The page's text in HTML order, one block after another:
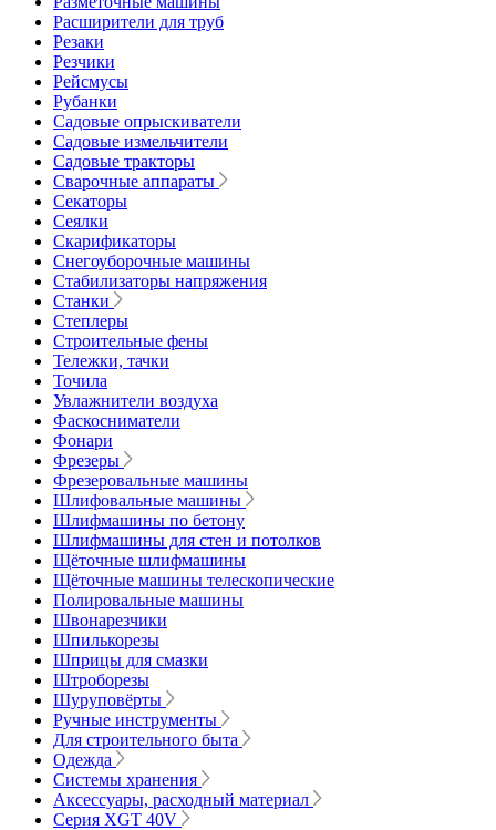
Расширители для труб
Резаки
Резчики
Рейсмусы
Рубанки
Садовые опрыскиватели
Садовые измельчители
Садовые тракторы
Сварочные аппараты
Секаторы
Сеялки
Скарификаторы
Снегоуборочные машины
Стабилизаторы напряжения
Станки
Степлеры
Строительные фены
Тележки, тачки
Точила
Увлажнители воздуха
Фаскосниматели
Фонари
Фрезеры
Фрезеровальные машины
Шлифовальные машины
Шлифмашины по бетону
Шлифмашины для стен и потолков
Щёточные шлифмашины
Щёточные машины телескопические
Полировальные машины
Швонарезчики
Шпилькорезы
Шприцы для смазки
Штроборезы
Шуруповёрты
Ручные инструменты
Для строительного быта
Одежда
Системы хранения
Аксессуары, расходный материал
Серия XGT 40V